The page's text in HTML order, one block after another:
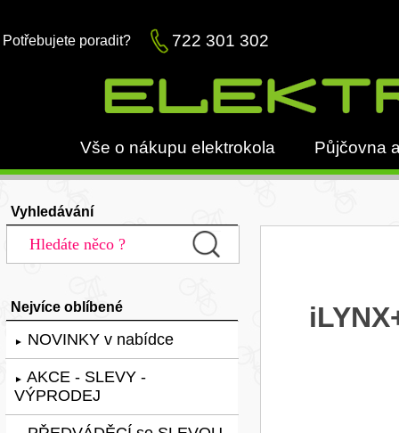
Potřebujete poradit? 722 301 302
Vše o nákupu elektrokola Půjčovna
Vyhledávání
Nejvíce oblíbené
► NOVINKY v nabídce
► AKCE - SLEVY -
VÝPRODEJ